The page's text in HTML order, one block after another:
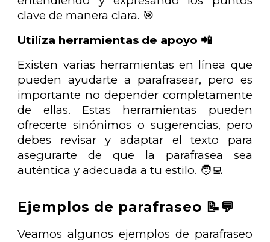
clave de manera clara. 🎯
Utiliza herramientas de apoyo 📲
Existen varias herramientas en línea que
pueden ayudarte a parafrasear, pero es
importante no depender completamente
de ellas. Estas herramientas pueden
ofrecerte sinónimos o sugerencias, pero
debes revisar y adaptar el texto para
asegurarte de que la parafrasea sea
auténtica y adecuada a tu estilo. 🧑‍💻
Ejemplos de parafraseo 📝💬
Veamos algunos ejemplos de parafraseo